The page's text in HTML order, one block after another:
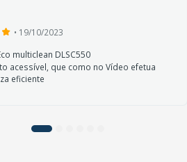
• 19/10/2023
multiclean DLSC550
acessível, que como no Vídeo efetua
eficiente